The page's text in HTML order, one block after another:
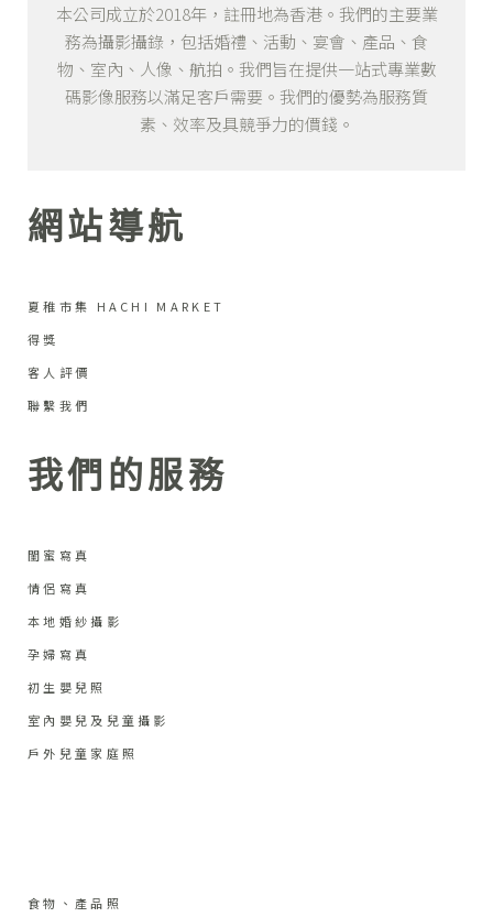
本公司成立於2018年，註冊地為香港。我們的主要業
務為攝影攝錄，包括婚禮、活動、宴會、產品、食
物、室內、人像、航拍。我們旨在提供一站式專業數
碼影像服務以滿足客戶需要。我們的優勢為服務質
素、效率及具競爭力的價錢。
網站導航
夏稚市集 HACHI MARKET
得獎
客人評價
聯繫我們
我們的服務
閨蜜寫真
情侶寫真
本地婚紗攝影
孕婦寫真
初生嬰兒照
室內嬰兒及兒童攝影
戶外兒童家庭照
食物、產品照